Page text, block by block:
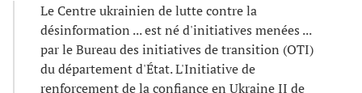
Le Centre ukrainien de lutte contre la
désinformation ... est né d'initiatives menées ...
par le Bureau des initiatives de transition (OTI)
du département d'État. L'Initiative de
renforcement de la confiance en Ukraine II de